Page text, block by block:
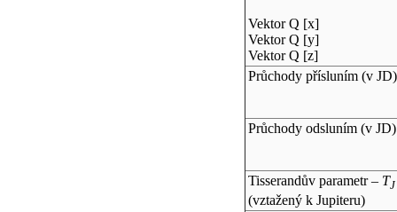
Vektor Q [x]
Vektor Q [y]
Vektor Q [z]
Průchody přísluním (v JD)
Průchody odsluním (v JD)
Tisserandův parametr – TJ
(vztažený k Jupiteru)